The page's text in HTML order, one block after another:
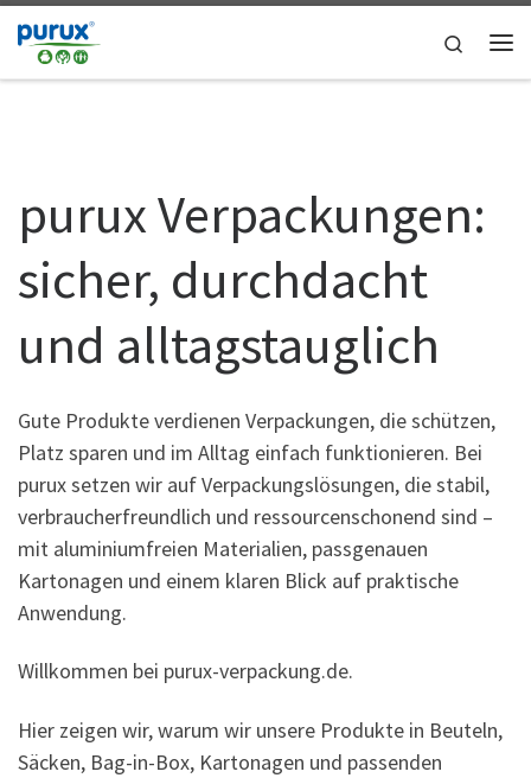
Zum Inhalt springen
Search
purux Verpackungen:
sicher, durchdacht
und alltagstauglich
Gute Produkte verdienen Verpackungen, die schützen,
Platz sparen und im Alltag einfach funktionieren. Bei
purux setzen wir auf Verpackungslösungen, die stabil,
verbraucherfreundlich und ressourcenschonend sind –
mit aluminiumfreien Materialien, passgenauen
Kartonagen und einem klaren Blick auf praktische
Anwendung.
Willkommen bei purux-verpackung.de.
Hier zeigen wir, warum wir unsere Produkte in Beuteln,
Säcken, Bag-in-Box, Kartonagen und passenden